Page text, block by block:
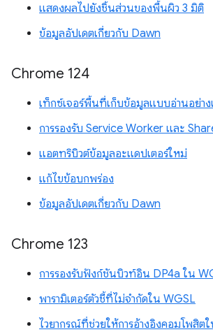
แสดงผลไปยังชิ้นส่วนของพื้นผิว 3 มิติ
ข้อมูลอัปเดตเกี่ยวกับ Dawn
Chrome 124
เท็กซ์เจอร์พื้นที่เก็บข้อมูลแบบอ่านอย่าง
การรองรับ Service Worker และ
แอตทริบิวต์ข้อมูลอะแดปเตอร์ใหม่
แก้ไขข้อบกพร่อง
ข้อมูลอัปเดตเกี่ยวกับ Dawn
Chrome 123
การรองรับฟังก์ชันบิวท์อิน DP4a ใน
พารามิเตอร์ตัวชี้ที่ไม่จำกัดใน WGSL
ไวยากรณ์ที่ช่วยให้การอ้างอิงคอมโพสิต